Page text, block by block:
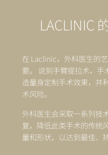
LACLINIC
在 Laclinic，外科医生的
要。 说到手臂提拉术，手
造量身定制手术效果，并
术风险。
外科医生会采取一系列技
复，降低此类手术的传统
量和形状，以达到最佳、